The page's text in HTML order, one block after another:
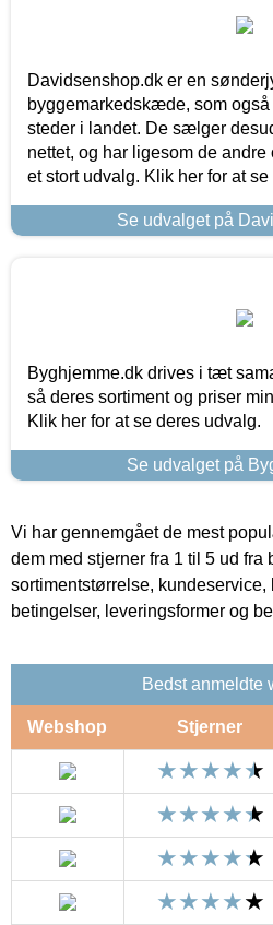
Davidsenshop.dk er en
byggemarkedskæde, som
steder i landet. De sælger
nettet, og har ligesom de
et stort udvalg. Klik her for at
Se udvalget på
Byghjemme.dk drives i tæt
så deres sortiment og priser
Klik her for at se deres udvalg.
Se udvalget på
Vi har gennemgået de mest
dem med stjerner fra 1 til 5 ud fra
sortimentstørrelse, kundeservice,
betingelser, leveringsformer og
Bedst anmeldte
Webshop Stjerner